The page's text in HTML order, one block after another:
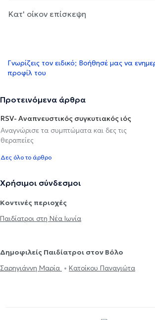
Κατ' οίκον επίσκεψη
Γνωρίζεις τον ειδικό; Βοήθησέ μας να
προφίλ του
Προτεινόμενα άρθρα
RSV- Αναπνευστικός συγκυτιακός ιός
Αναγνώρισε τα συμπτώματα και δες τις
θεραπείες
Δες όλο το άρθρο
Χρήσιμοι σύνδεσμοι
Κοντινές περιοχές
Παιδίατροι στη Νέα Ιωνία
Δημοφιλείς Παιδίατροι στον Βόλο
Σαρηγιάννη Μαρία
Κατοίκου Παναγιώτα